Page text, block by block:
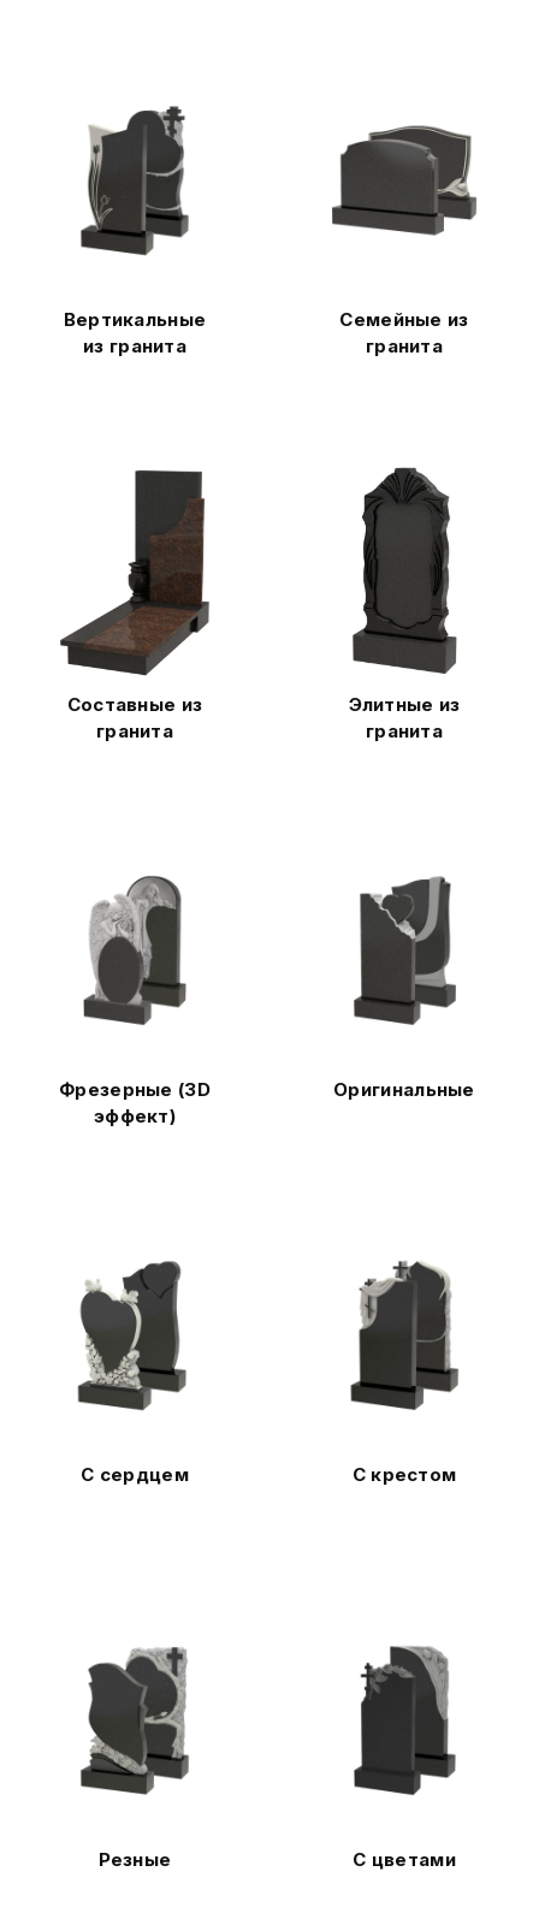
Вертикальные
из гранита
Семейные из
гранита
Составные из
гранита
Элитные из
гранита
Фрезерные (3D
эффект)
Оригинальные
С сердцем С крестом
Резные С цветами